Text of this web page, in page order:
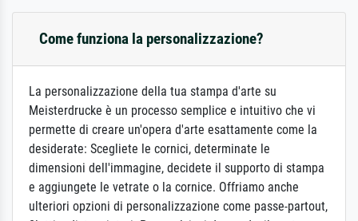
Come funziona la personalizzazione?
La personalizzazione della tua stampa d'arte su
Meisterdrucke è un processo semplice e intuitivo che vi
permette di creare un'opera d'arte esattamente come la
desiderate: Scegliete le cornici, determinate le
dimensioni dell'immagine, decidete il supporto di stampa
e aggiungete le vetrate o la cornice. Offriamo anche
ulteriori opzioni di personalizzazione come passe-partout,